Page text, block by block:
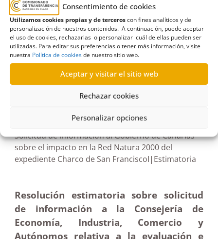
Consentimiento de cookies
Utilizamos cookies propias y de terceroscon fines analíticos y de
personalización de nuestros contenidos. A continuación, puede aceptar
el uso de cookies, rechazarlas o personalizar cuál de ellas pueden ser
utilizadas. Para editar sus preferencias o tener más información, visite
nuestra Política de cookiesde nuestro sitio web.
Aceptar y visitar el sitio web
Rechazar cookies
Personalizar opciones
Economía,Estimatoria,Evaluación,impacto
medioambiental,Industria,Informes,Lilian,San
Francisco
Solicitud de información al Gobierno de Canarias
sobre el impacto en la Red Natura 2000 del
expediente Charco de San FranciscoI|Estimatoria
Resolución estimatoria sobre solicitud
de información a la Consejería de
Economía, Industria, Comercio y
Autónomos relativa a la evaluación e